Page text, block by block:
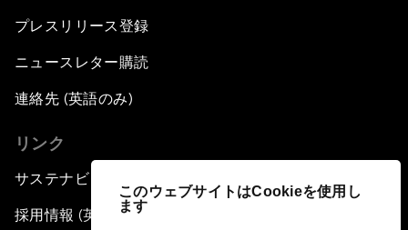
このウェブサイトはCookieを使用し
ます
プレスリリース登録
ニュースレター購読
連絡先 (英語のみ)
リンク
サステナビリティへの取り組み
採用情報 (英語のみ)